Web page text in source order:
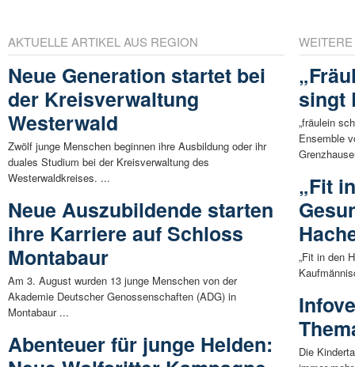
AKTUELLE ARTIKEL AUS REGION
Neue Generation startet bei
der Kreisverwaltung
Westerwald
Zwölf junge Menschen beginnen ihre Ausbildung oder ihr
duales Studium bei der Kreisverwaltung des
Westerwaldkreises. ...
Neue Auszubildende starten
ihre Karriere auf Schloss
Montabaur
Am 3. August wurden 13 junge Menschen von der
Akademie Deutscher Genossenschaften (ADG) in
Montabaur ...
Abenteuer für junge Helden:
singt
„fräulein
Ensemble
„Fit
„Fit in den
Die